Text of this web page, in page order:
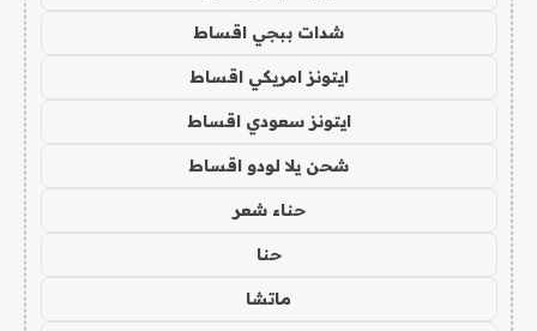
شدات ببجي اقساط
ايتونز امريكي اقساط
ايتونز سعودي اقساط
شحن يلا لودو اقساط
حناء شعر
حنا
ماتشا